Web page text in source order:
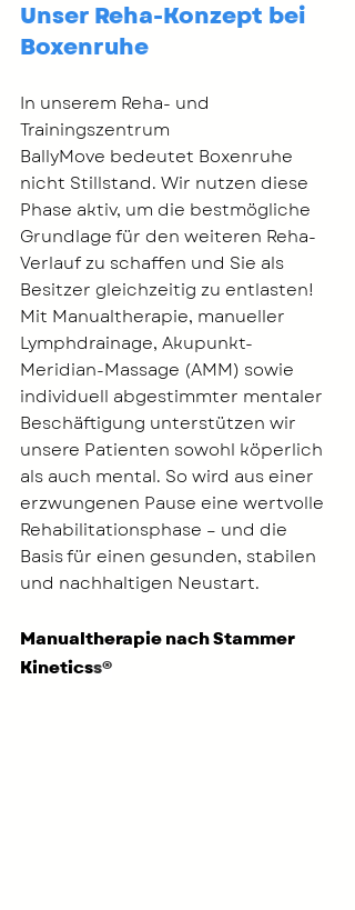
Unser Reha-Konzept bei
Boxenruhe
In unserem Reha- und
Trainingszentrum
BallyMove bedeutet Boxenruhe
nicht Stillstand. Wir nutzen diese
Phase aktiv, um die bestmögliche
Grundlage für den weiteren Reha-
Verlauf zu schaffen und Sie als
Besitzer gleichzeitig zu entlasten!
Mit Manualtherapie, manueller
Lymphdrainage, Akupunkt-
Meridian-Massage (AMM) sowie
individuell abgestimmter mentaler
Beschäftigung unterstützen wir
unsere Patienten sowohl köperlich
als auch mental. So wird aus einer
erzwungenen Pause eine wertvolle
Rehabilitationsphase – und die
Basis für einen gesunden, stabilen
und nachhaltigen Neustart.
Manualtherapie nach Stammer
Kineticss®